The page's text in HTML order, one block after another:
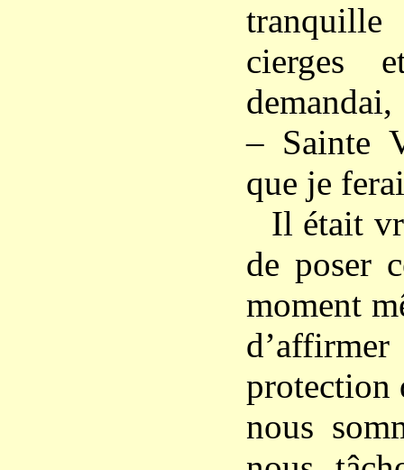
cierges
– Sainte
que je
Il était
de poser
moment
protection
nous